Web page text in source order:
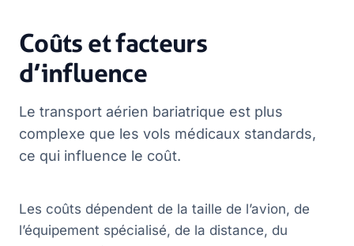
Coûts et facteurs
d’influence
Le transport aérien bariatrique est plus
complexe que les vols médicaux standards,
ce qui influence le coût.
Les coûts dépendent de la taille de l’avion, de
l’équipement spécialisé, de la distance, du